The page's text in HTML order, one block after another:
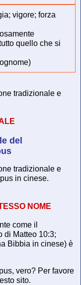
vigore; forza
quello che si
tradizionale e
del
tradizionale e
in cinese.
NOME
come il
di Matteo 10:3;
Bibbia in cinese) è
vero? Per favore
sito.